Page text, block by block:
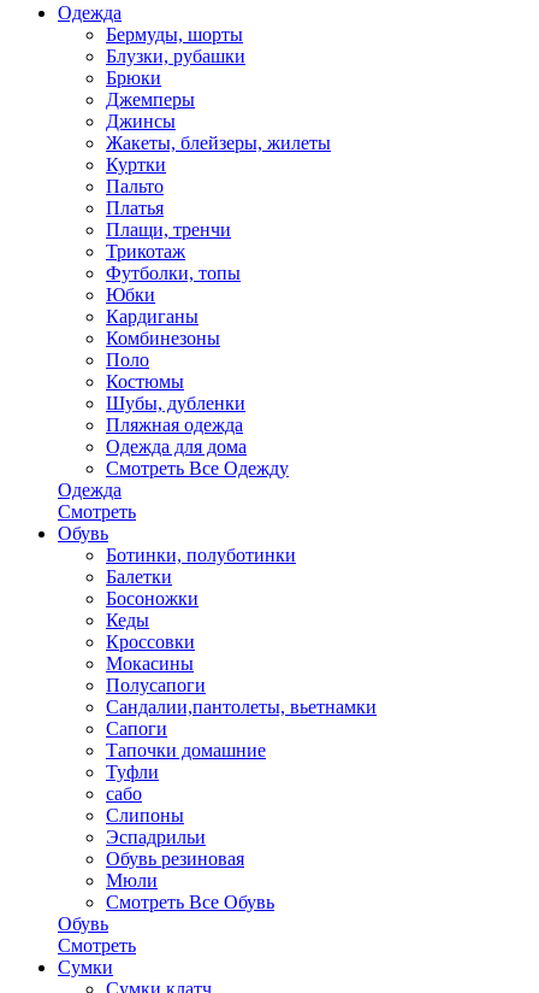
Одежда
Бермуды, шорты
Блузки, рубашки
Брюки
Джемперы
Джинсы
Жакеты, блейзеры, жилеты
Куртки
Пальто
Платья
Плащи, тренчи
Трикотаж
Футболки, топы
Юбки
Кардиганы
Комбинезоны
Поло
Костюмы
Шубы, дубленки
Пляжная одежда
Одежда для дома
Смотреть Все Одежду
Одежда
Смотреть
Обувь
Ботинки, полуботинки
Балетки
Босоножки
Кеды
Кроссовки
Мокасины
Полусапоги
Сандалии,пантолеты, вьетнамки
Сапоги
Тапочки домашние
Туфли
сабо
Слипоны
Эспадрильи
Обувь резиновая
Мюли
Смотреть Все Обувь
Обувь
Смотреть
Сумки
Сумки клатч